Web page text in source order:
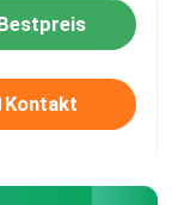
Kontakt